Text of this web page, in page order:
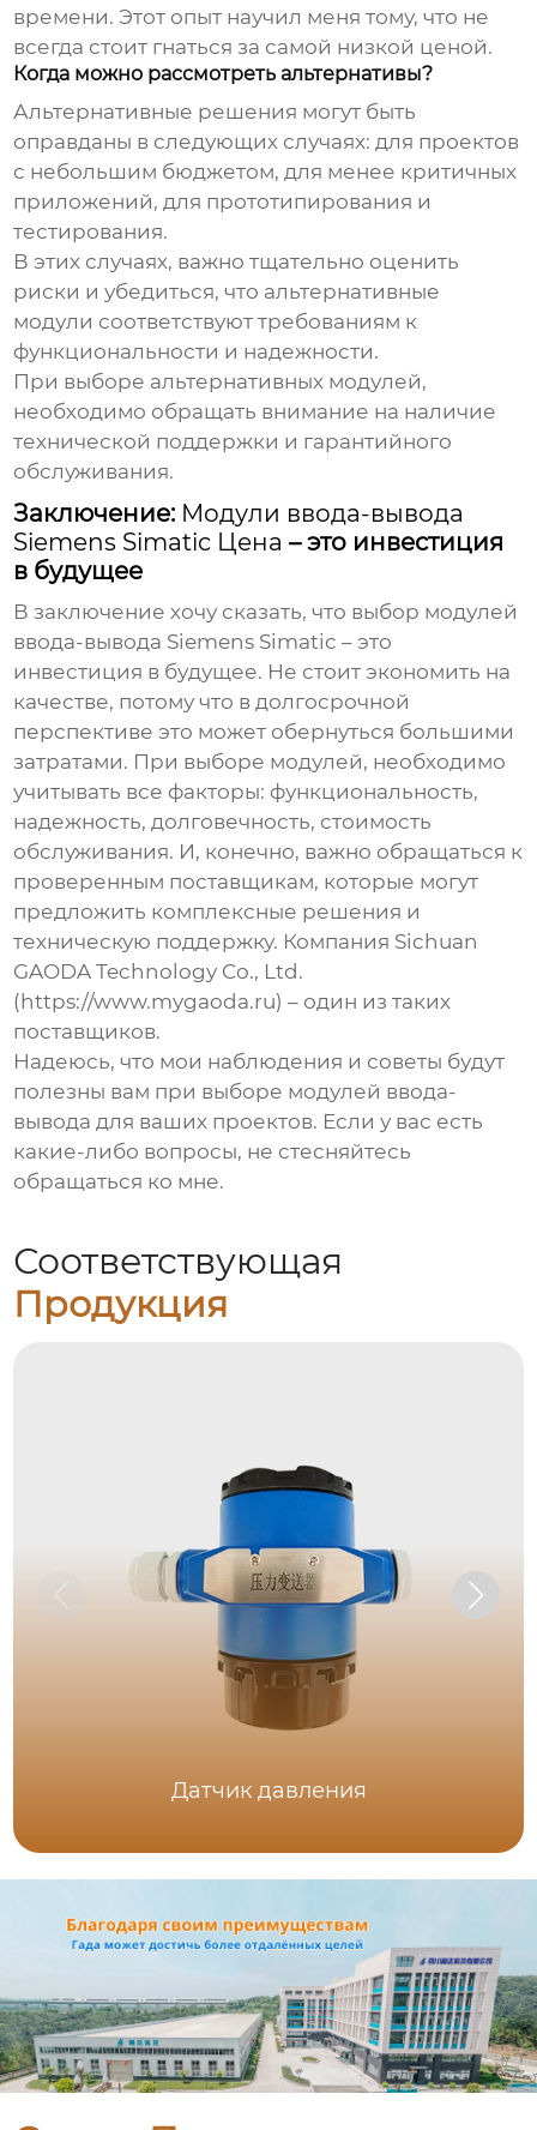
времени. Этот опыт научил меня тому, что не
всегда стоит гнаться за самой низкой ценой.
Когда можно рассмотреть альтернативы?
Альтернативные решения могут быть
оправданы в следующих случаях: для проектов
с небольшим бюджетом, для менее критичных
приложений, для прототипирования и
тестирования.
В этих случаях, важно тщательно оценить
риски и убедиться, что альтернативные
модули соответствуют требованиям к
функциональности и надежности.
При выборе альтернативных модулей,
необходимо обращать внимание на наличие
технической поддержки и гарантийного
обслуживания.
Заключение: Модули ввода-вывода
Siemens Simatic Цена – это инвестиция
в будущее
В заключение хочу сказать, что выбор модулей
ввода-вывода Siemens Simatic – это
инвестиция в будущее. Не стоит экономить на
качестве, потому что в долгосрочной
перспективе это может обернуться большими
затратами. При выборе модулей, необходимо
учитывать все факторы: функциональность,
надежность, долговечность, стоимость
обслуживания. И, конечно, важно обращаться к
проверенным поставщикам, которые могут
предложить комплексные решения и
техническую поддержку. Компания Sichuan
GAODA Technology Co., Ltd.
(https://www.mygaoda.ru) – один из таких
поставщиков.
Надеюсь, что мои наблюдения и советы будут
полезны вам при выборе модулей ввода-
вывода для ваших проектов. Если у вас есть
какие-либо вопросы, не стесняйтесь
обращаться ко мне.
Соответствующая
Продукция
Датчик давления